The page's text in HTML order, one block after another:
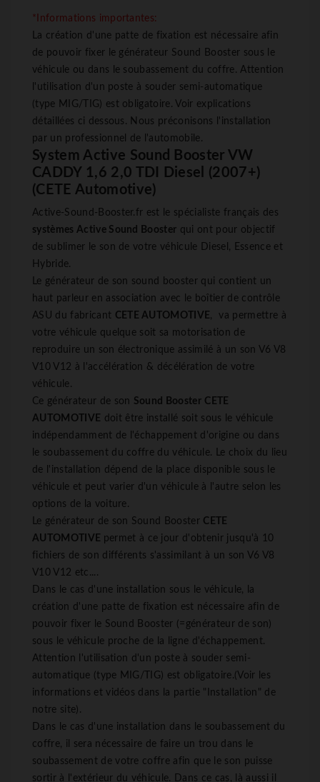
*Informations importantes:
La création d'une patte de fixation est nécessaire afin
de pouvoir fixer le générateur Sound Booster sous le
véhicule ou dans le soubassement du coffre. Attention
l'utilisation d'un poste à souder semi-automatique
(type MIG/TIG) est obligatoire. Voir explications
détaillées ci dessous. Nous préconisons l'installation
par un professionnel de l'automobile.
System Active Sound Booster VW
CADDY 1,6 2,0 TDI Diesel (2007+)
(CETE Automotive)
Active-Sound-Booster.fr est le spécialiste français des
systèmes Active Sound Booster qui ont pour objectif
de sublimer le son de votre véhicule Diesel, Essence et
Hybride.
Le générateur de son sound booster qui contient un
haut parleur en association avec le boîtier de contrôle
ASU du fabricant CETE AUTOMOTIVE, va permettre à
votre véhicule quelque soit sa motorisation de
reproduire un son électronique assimilé à un son V6 V8
V10 V12 à l'accélération & décélération de votre
véhicule.
Ce générateur de son Sound Booster CETE
AUTOMOTIVE doit être installé soit sous le véhicule
indépendamment de l'échappement d'origine ou dans
le soubassement du coffre du véhicule. Le choix du lieu
de l'installation dépend de la place disponible sous le
véhicule et peut varier d'un véhicule à l'autre selon les
options de la voiture.
Le générateur de son Sound Booster CETE
AUTOMOTIVE permet à ce jour d'obtenir jusqu'à 10
fichiers de son différents s'assimilant à un son V6 V8
V10 V12 etc....
Dans le cas d'une installation sous le véhicule, la
création d'une patte de fixation est nécessaire afin de
pouvoir fixer le Sound Booster (=générateur de son)
sous le véhicule proche de la ligne d'échappement.
Attention l'utilisation d'un poste à souder semi-
automatique (type MIG/TIG) est obligatoire.(Voir les
informations et vidéos dans la partie "Installation" de
notre site).
Dans le cas d'une installation dans le soubassement du
coffre, il sera nécessaire de faire un trou dans le
soubassement de votre coffre afin que le son puisse
sortir à l'extérieur du véhicule. Dans ce cas, là aussi il